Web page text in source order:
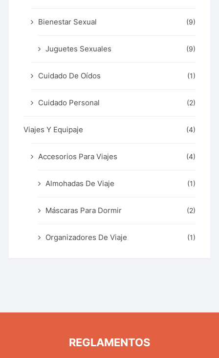
Bienestar Sexual (9)
Juguetes Sexuales (9)
Cuidado De Oídos (1)
Cuidado Personal (2)
Viajes Y Equipaje (4)
Accesorios Para Viajes (4)
Almohadas De Viaje (1)
Máscaras Para Dormir (2)
Organizadores De Viaje (1)
REGLAMENTOS